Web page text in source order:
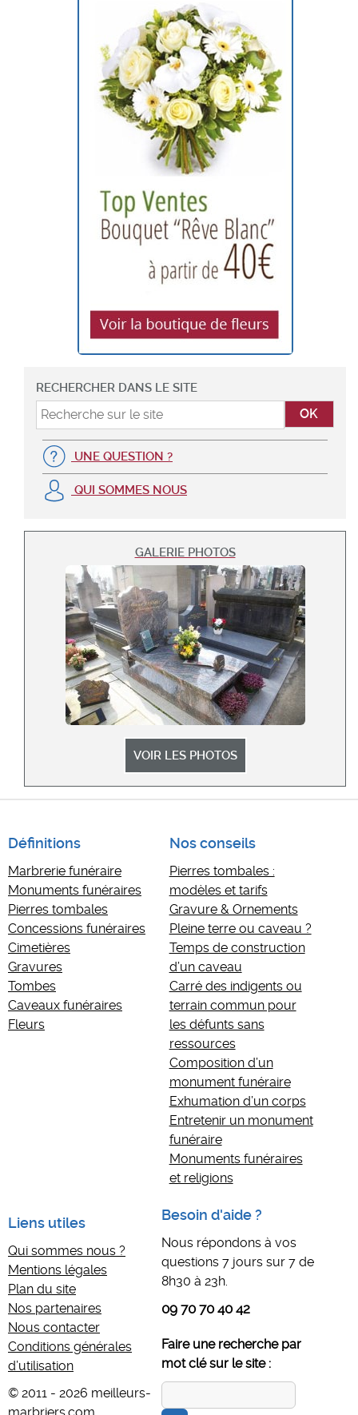
RECHERCHER DANS LE SITE
UNE QUESTION ?
QUI SOMMES NOUS
GALERIE PHOTOS
VOIR LES PHOTOS
Définitions
Marbrerie funéraire
Monuments funéraires
Pierres tombales
Concessions funéraires
Cimetières
Gravures
Tombes
Caveaux funéraires
Fleurs
Nos conseils
Pierres tombales :
modèles et tarifs
Gravure & Ornements
Pleine terre ou caveau ?
Temps de construction
d’un caveau
Carré des indigents ou
terrain commun pour
les défunts sans
ressources
Composition d’un
monument funéraire
Exhumation d’un corps
Entretenir un monument
funéraire
Monuments funéraires
et religions
Liens utiles
Qui sommes nous ?
Mentions légales
Plan du site
Nos partenaires
Nous contacter
Conditions générales
d’utilisation
© 2011 - 2026 meilleurs-
Besoin d'aide ?
Nous répondons à vos
questions 7 jours sur 7 de
8h30 à 23h.
09 70 70 40 42
Faire une recherche par
mot clé sur le site :